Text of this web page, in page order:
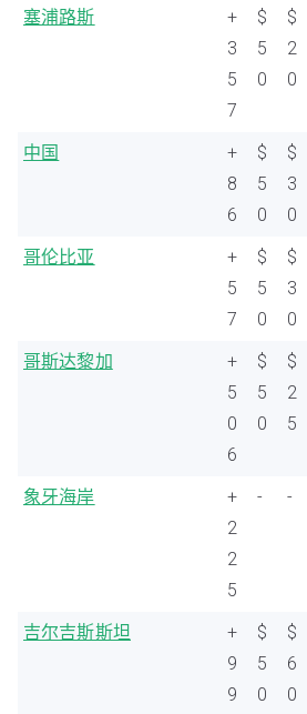
塞浦路斯
+
3
5
7
$
5
0
$
2
0
中国
+
8
6
$
5
0
$
3
0
哥伦比亚
+
5
7
$
5
0
$
3
0
哥斯达黎加
+
5
0
6
$
5
0
$
2
5
象牙海岸
+
2
2
5
- -
吉尔吉斯斯坦
+
9
9
$
5
0
$
6
0